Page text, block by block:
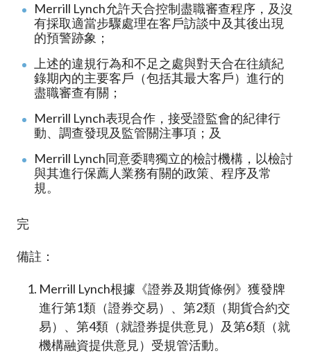
Merrill Lynch允許天合控制盡職審查程序，及沒
有採取適當步驟處理在客戶訪談中及其後出現
的預警跡象；
上述的違規行為和不足之處與對天合在往績紀
錄期內的主要客戶（包括其最大客戶）進行的
盡職審查有關；
Merrill Lynch表現合作，接受證監會的紀律行
動、調查發現及監管關注事項；及
Merrill Lynch同意委聘獨立的檢討機構，以檢討
與其進行保薦人業務有關的政策、程序及常
規。
完
備註：
Merrill Lynch根據《證券及期貨條例》獲發牌
進行第1類（證券交易）、第2類（期貨合約交
易）、第4類（就證券提供意見）及第6類（就
機構融資提供意見）受規管活動。